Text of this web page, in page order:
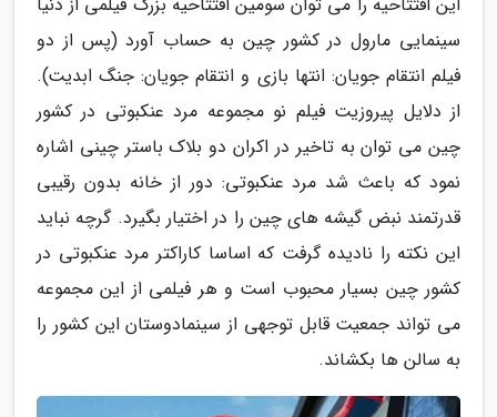
سینمایی مارول در کشور چین به حساب آورد (پس از دو
فیلم انتقام جویان: انتها بازی و انتقام جویان: جنگ ابدیت).
از دلایل پیروزیت فیلم نو مجموعه مرد عنکبوتی در کشور
چین می توان به تاخیر در اکران دو بلاک باستر چینی اشاره
نمود که باعث شد مرد عنکبوتی: دور از خانه بدون رقیبی
قدرتمند نبض گیشه های چین را در اختیار بگیرد. گرچه نباید
این نکته را نادیده گرفت که اساسا کاراکتر مرد عنکبوتی در
کشور چین بسیار محبوب است و هر فیلمی از این مجموعه
می تواند جمعیت قابل توجهی از سینمادوستان این کشور را
به سالن ها بکشاند.